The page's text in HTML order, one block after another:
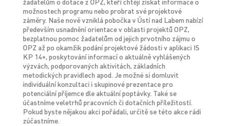
možnostech programu nebo probrat své projektové
záměry. Naše nově vzniklá pobočka v Ústí nad Labem nabízí
především usnadnění orientace v oblasti projektů OPZ,
bezplatnou pomoc žadatelům od jejich prvotního zájmu o
OPZ až po okamžik podání projektové žádosti v aplikaci IS
KP 14+, poskytování informací o aktuálně vyhlášených
výzvách, podporovaných aktivitách, základních
metodických pravidlech apod. Je možné si domluvit
individuální konzultaci i skupinové prezentace pro
potenciální příjemce dle aktuální poptávky. Také se
účastníme veletrhů pracovních či dotačních příležitostí.
Pokud byste nějakou akci pořádali, určitě se této akce rádi
zúčastníme.